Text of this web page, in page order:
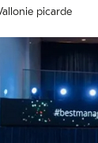
picarde